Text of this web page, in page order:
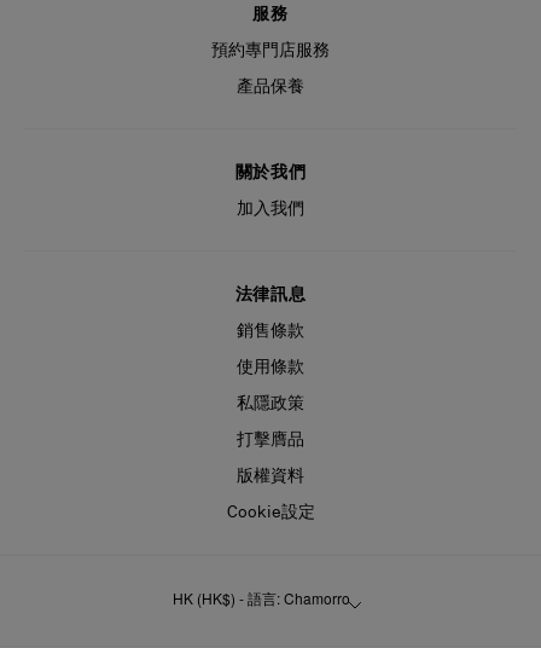
服務
預約專門店服務
產品保養
關於我們
加入我們
法律訊息
銷售條款
使用條款
私隱政策
打擊膺品
版權資料
Cookie設定
HK (HK$) - 語言: Chamorro